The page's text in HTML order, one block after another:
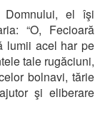
Domnului, el îşi
“O, Fecioară
lumii acel har pe
tale rugăciuni,
bolnavi, tărie
şi eliberare